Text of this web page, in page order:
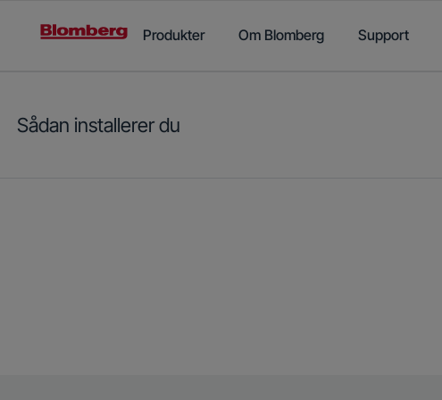
Produkter
Om Blomberg Support